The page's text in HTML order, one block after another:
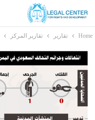
Home تقارير تقارير المركز